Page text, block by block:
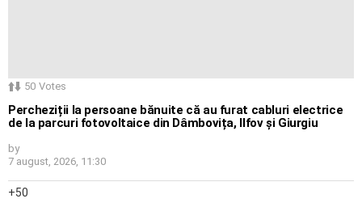
50 Votes
Percheziții la persoane bănuite că au furat cabluri electrice
de la parcuri fotovoltaice din Dâmbovița, Ilfov și Giurgiu
by
7 august, 2026, 11:30
50